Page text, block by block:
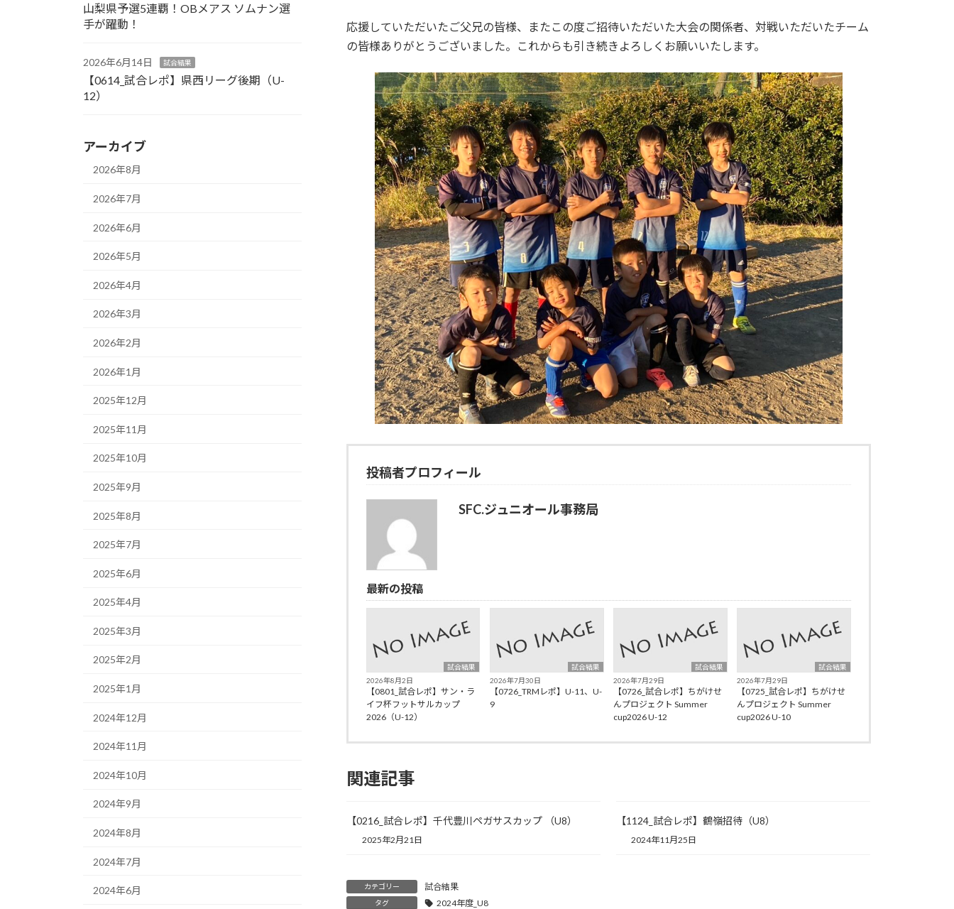
応援していただいたご父兄の皆様、またこの度ご招待いただいた大会の関係者、対戦いただいたチーム
の皆様ありがとうございました。これからも引き続きよろしくお願いいたします。
投稿者プロフィール
SFC.ジュニオール事務局
最新の投稿
試合結果
2026年8月2日
【0801_試合レポ】サン・ラ
イフ杯フットサルカップ
2026（U-12）
試合結果
2026年7月30日
【0726_TRMレポ】U-11、U-
9
試合結果
2026年7月29日
【0726_試合レポ】ちがけせ
んプロジェクト Summer
cup2026 U-12
試合結果
2026年7月29日
【0725_試合レポ】ちがけせ
んプロジェクト Summer
cup2026 U-10
関連記事
【0216_試合レポ】千代豊川ペガサスカップ （U8）
2025年2月21日
【1124_試合レポ】鶴嶺招待（U8）
2024年11月25日
カテゴリー 試合結果
タグ 2024年度_U8
山梨県予選5連覇！OBメアス ソムナン選
手が躍動！
2026年6月14日 試合結果
【0614_試合レポ】県西リーグ後期（U-
12）
アーカイブ
2026年8月
2026年7月
2026年6月
2026年5月
2026年4月
2026年3月
2026年2月
2026年1月
2025年12月
2025年11月
2025年10月
2025年9月
2025年8月
2025年7月
2025年6月
2025年4月
2025年3月
2025年2月
2025年1月
2024年12月
2024年11月
2024年10月
2024年9月
2024年8月
2024年7月
2024年6月